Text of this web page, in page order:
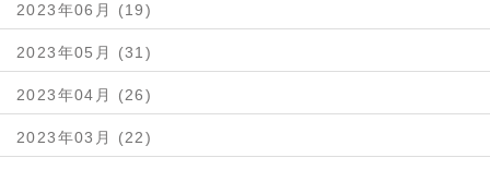
2023年06月 (19)
2023年05月 (31)
2023年04月 (26)
2023年03月 (22)